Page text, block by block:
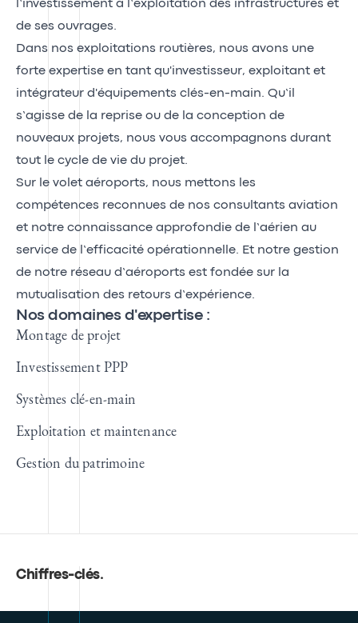
l’investissement à l’exploitation des infrastructures et
de ses ouvrages.
Dans nos exploitations routières, nous avons une
forte expertise en tant qu'investisseur, exploitant et
intégrateur d'équipements clés-en-main. Qu’il
s’agisse de la reprise ou de la conception de
nouveaux projets, nous vous accompagnons durant
tout le cycle de vie du projet.
Sur le volet aéroports, nous mettons les
compétences reconnues de nos consultants aviation
et notre connaissance approfondie de l’aérien au
service de l’efficacité opérationnelle. Et notre gestion
de notre réseau d’aéroports est fondée sur la
mutualisation des retours d’expérience.
Nos domaines d'expertise :
Montage de projet
Investissement PPP
Systèmes clé-en-main
Exploitation et maintenance
Gestion du patrimoine
Chiffres-clés.